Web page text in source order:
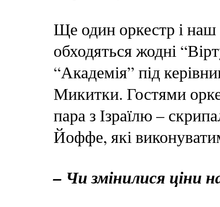
Ще один оркестр і наш
обходяться жодні
“Академія” під
Микитки. Гостями
пара з Ізраїлю –
Йоффе, які
– Чи змінилися ціни